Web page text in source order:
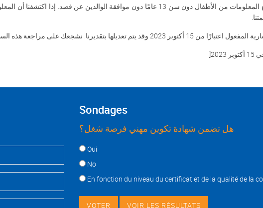
.
نشجعك على مراجعة هذه السياسة بانتظام لمعرفة أية تحديثات
[
Sondages
هل تضمن شهادة تكوين مهني فرصة شغل؟
Choices
Oui
No
En fonction du niveau du certificat et de la qualité de la